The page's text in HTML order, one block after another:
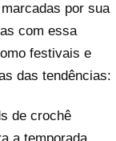
por sua
com essa
festivais e
das tendências:
de crochê
a temporada.